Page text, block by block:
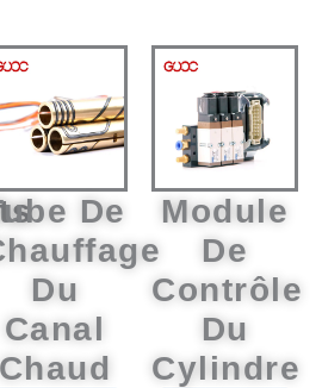
De
Du
Canal
Chaud
Module
De
Contrôle
Du
Cylindre